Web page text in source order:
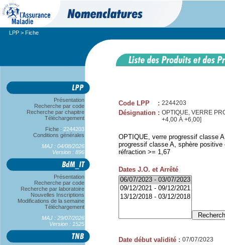
LPP > Fiche
Présentation
Recherche par code
Recherche par chapitre
Téléchargement
Fiche : 2244203
Conditions générales
MAJ : 04/08/2026
Version : 896
Présentation
Recherche par code
Recherche par laboratoire
Nouvelles Inscriptions
Modifications de la semaine
Téléchargement
MAJ : 29/07/2026
Version : 1525
Code LPP : 2244203
Désignation : OPTIQUE, VERRE
+4,00 À +6,00]
OPTIQUE, verre progressif classe
progressif classe A, sphère
réfraction >= 1,67
Dates J.O. et Arrêté
Date début validité : 07/07/2023